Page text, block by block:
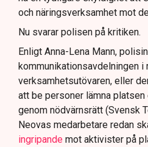
och näringsverksamhet mot
Nu svarar polisen på kritiken.
Enligt Anna-Lena Mann,
kommunikationsavdelningen i
verksamhetsutövaren, eller
att be personer lämna
genom nödvärnsrätt (Svensk
Neovas medarbetare redan
ingripande mot aktivister på